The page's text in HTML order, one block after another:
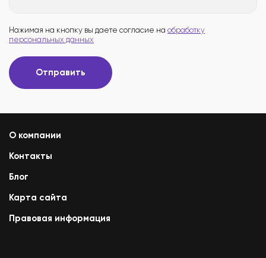
Нажимая на кнопку вы даете согласие на обработку
персональных данных
Отправить
О компании
Контакты
Блог
Карта сайта
Правовая информация